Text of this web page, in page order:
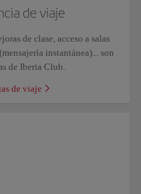
de viaje
de clase, acceso a salas
instantánea)... son
de Iberia Club.
de viaje